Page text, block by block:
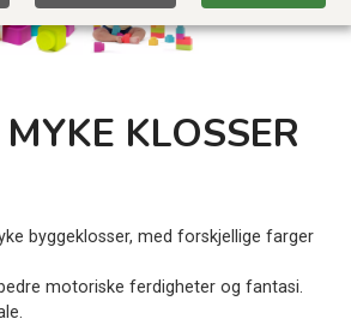
KLOSSER
byggeklosser, med forskjellige farger
motoriske ferdigheter og fantasi.